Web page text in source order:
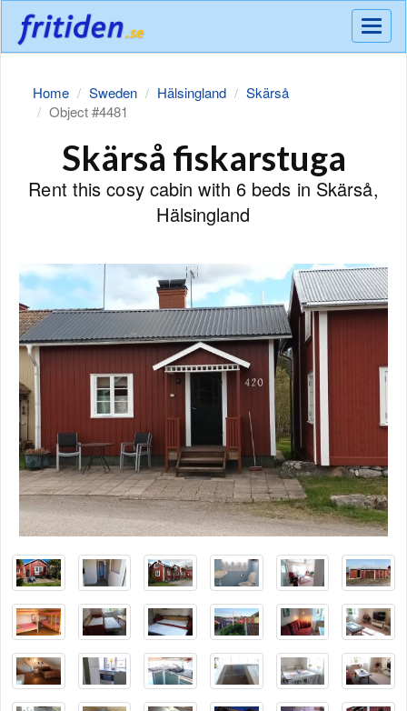
Meny
Home Sweden Hälsingland
Skärså
Object #4481
Skärså fiskarstuga
Rent this cosy cabin with 6 beds in Skärså,
Hälsingland